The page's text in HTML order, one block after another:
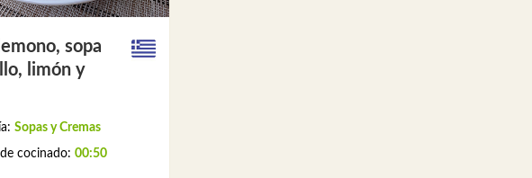
sopa
limón y
Sopas y Cremas
de cocinado: 00:50